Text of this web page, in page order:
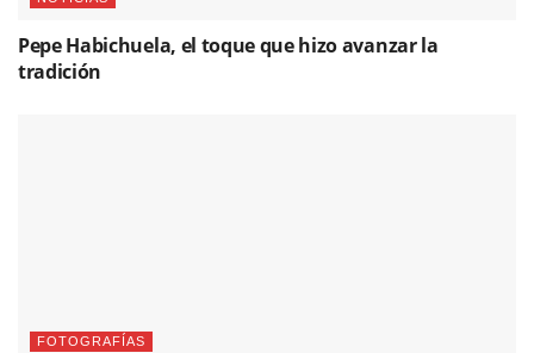
Pepe Habichuela, el toque que hizo avanzar la
tradición
FOTOGRAFÍAS